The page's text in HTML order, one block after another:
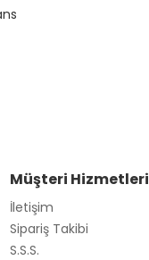
Müşteri Hizmetleri
İletişim
Sipariş Takibi
S.S.S.